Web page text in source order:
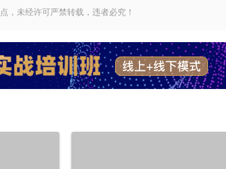
，未经许可严禁转载，违者必究！